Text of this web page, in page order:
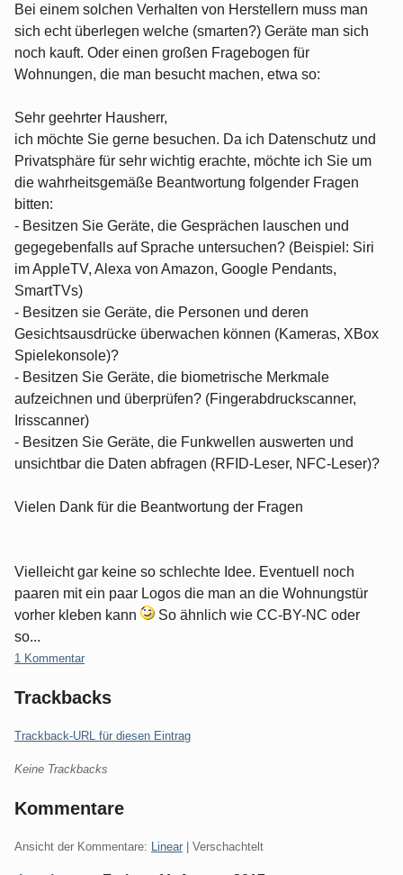
Bei einem solchen Verhalten von Herstellern muss man
sich echt überlegen welche (smarten?) Geräte man sich
noch kauft. Oder einen großen Fragebogen für
Wohnungen, die man besucht machen, etwa so:
Sehr geehrter Hausherr,
ich möchte Sie gerne besuchen. Da ich Datenschutz und
Privatsphäre für sehr wichtig erachte, möchte ich Sie um
die wahrheitsgemäße Beantwortung folgender Fragen
bitten:
- Besitzen Sie Geräte, die Gesprächen lauschen und
gegegebenfalls auf Sprache untersuchen? (Beispiel: Siri
im AppleTV, Alexa von Amazon, Google Pendants,
SmartTVs)
- Besitzen sie Geräte, die Personen und deren
Gesichtsausdrücke überwachen können (Kameras, XBox
Spielekonsole)?
- Besitzen Sie Geräte, die biometrische Merkmale
aufzeichnen und überprüfen? (Fingerabdruckscanner,
Irisscanner)
- Besitzen Sie Geräte, die Funkwellen auswerten und
unsichtbar die Daten abfragen (RFID-Leser, NFC-Leser)?
Vielen Dank für die Beantwortung der Fragen
Vielleicht gar keine so schlechte Idee. Eventuell noch
paaren mit ein paar Logos die man an die Wohnungstür
vorher kleben kann
So ähnlich wie CC-BY-NC oder
so...
1 Kommentar
Trackbacks
Trackback-URL für diesen Eintrag
Keine Trackbacks
Kommentare
Ansicht der Kommentare: Linear | Verschachtelt